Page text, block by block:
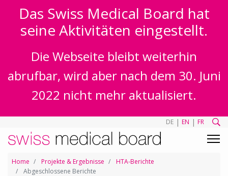
Das Swiss Medical Board hat
seine Aktivitäten eingestellt.
Die Webseite bleibt weiterhin
abrufbar, wird aber nach dem 30. Juni
2022 nicht mehr aktualisiert.
DE | EN | FR
Home Projekte & Ergebnisse
HTA-Berichte
Abgeschlossene Berichte